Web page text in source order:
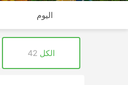
اليوم
الكل 42